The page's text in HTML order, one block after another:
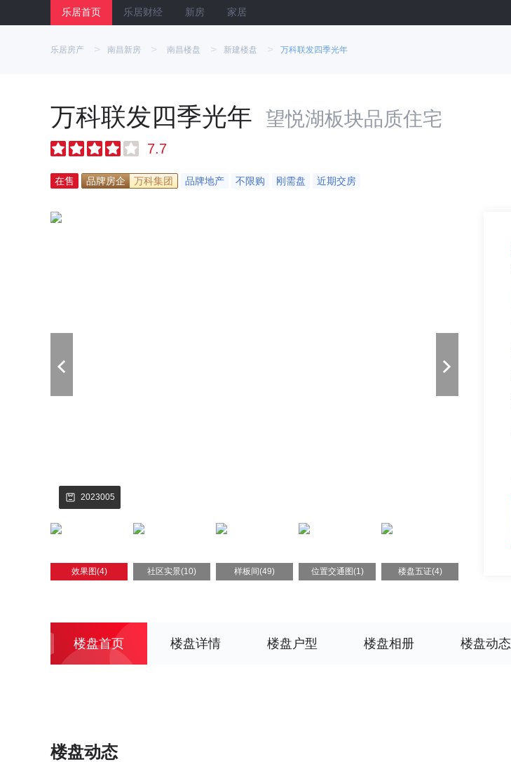
乐居首页 乐居财经 新房 家居
乐居房产 > 南昌新房 > 南昌楼盘 > 新建楼盘 > 万科联发四季光年
万科联发四季光年 望悦湖板块品质住宅
7.7
在售 品牌房企 万科集团 品牌地产 不限购 刚需盘 近期交房
2023005
效果图(4) 社区实景(10) 样板间(49) 位置交通图(1) 楼盘五证(4)
楼盘首页 楼盘详情 楼盘户型 楼盘相册 楼盘动态
楼盘动态